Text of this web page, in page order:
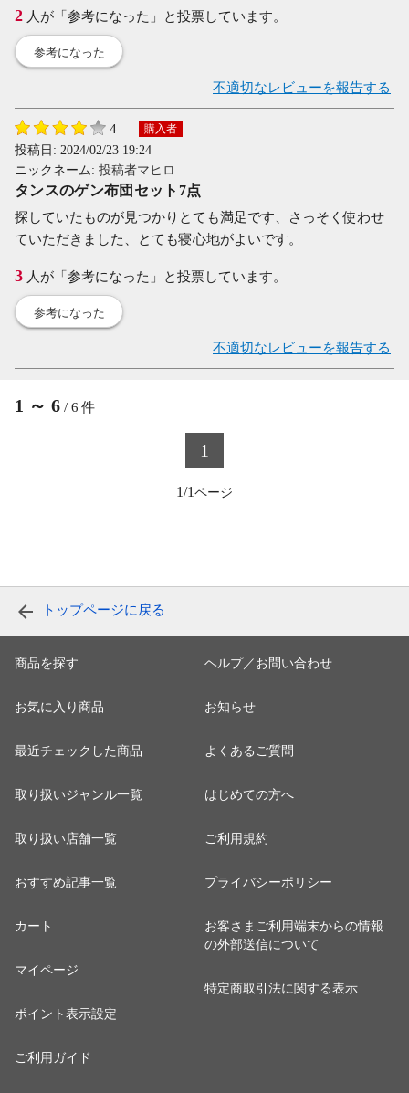
2 人が「参考になった」と投票しています。
参考になった
不適切なレビューを報告する
4 購入者
投稿日: 2024/02/23 19:24
ニックネーム: 投稿者マヒロ
タンスのゲン布団セット7点
探していたものが見つかりとても満足です、さっそく使わせ
ていただきました、とても寝心地がよいです。
3 人が「参考になった」と投票しています。
参考になった
不適切なレビューを報告する
1 ～ 6 / 6 件
1
1/1
トップページに戻る
商品を探す
お気に入り商品
最近チェックした商品
取り扱いジャンル一覧
取り扱い店舗一覧
おすすめ記事一覧
カート
マイページ
ポイント表示設定
ご利用ガイド
ヘルプ／お問い合わせ
お知らせ
よくあるご質問
はじめての方へ
ご利用規約
プライバシーポリシー
お客さまご利用端末からの情報
の外部送信について
特定商取引法に関する表示